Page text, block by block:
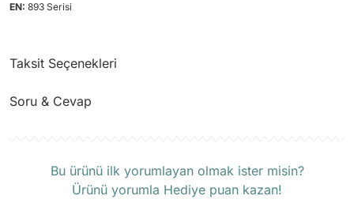
EN: 893 Serisi
Taksit Seçenekleri
Soru & Cevap
Bu ürünü ilk yorumlayan olmak ister misin?
Ürünü yorumla Hediye puan kazan!